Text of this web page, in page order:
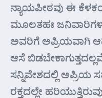
ನ್ಯಾಯಪೀಠವು ಈ
ಮೂಲತಹಃ
ಅವರಿಗೆ ಅಪ್ರಿಯವಾಗಿ
ಆಸೆ
ಸನ್ನಿವೇಶದಲ್ಲಿ ಅಪ್ರಿಯ
ರಕ್ತದಲ್ಲೇ